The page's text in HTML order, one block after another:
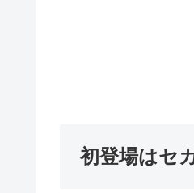
初登場はセ